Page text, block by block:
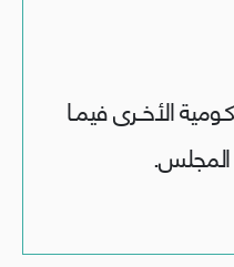
الأخـــرى فيمــا
المجلس.